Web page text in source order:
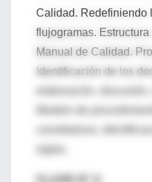
Calidad. Redefiniendo
flujogramas.
Manual de Calidad.
Identificación de los
elaboración,
constitutivos.
siglas.